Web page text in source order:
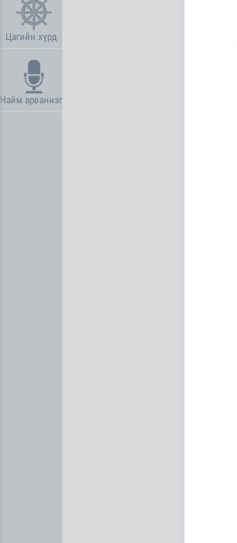
Цагийн хүрд
Найм арваннэг